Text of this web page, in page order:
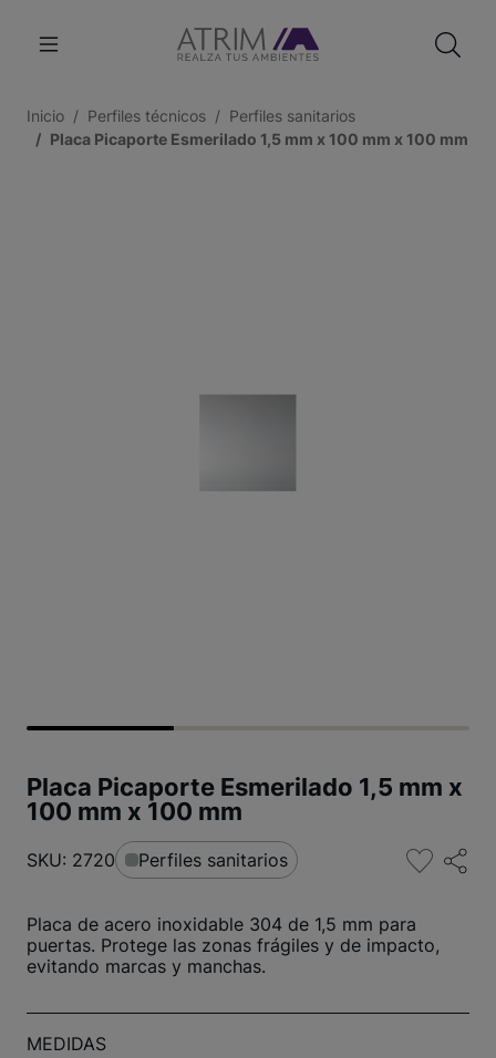
Inicio Perfiles técnicos
Perfiles sanitarios
Placa Picaporte Esmerilado 1,5 mm x 100 mm x 100 mm
Placa Picaporte Esmerilado 1,5 mm x
100 mm x 100 mm
SKU: 2720 Perfiles sanitarios
Placa de acero inoxidable 304 de 1,5 mm para
puertas. Protege las zonas frágiles y de impacto,
evitando marcas y manchas.
MEDIDAS